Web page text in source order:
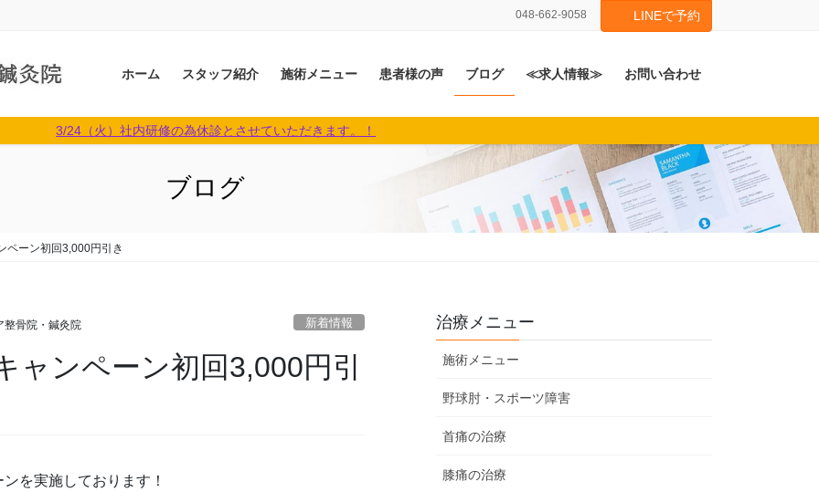
048-662-9058 LINEで予約
ホーム スタッフ紹介 施術メニュー 患者様の声 ブログ ≪求人情報≫ お問い合わせ
3/24（火）社内研修の為休診とさせていただきます。！
ブログ
ペーン初回3,000円引き
整骨院・鍼灸院 新着情報
ャンペーン初回3,000円引
を実施しております！
治療メニュー
施術メニュー
野球肘・スポーツ障害
首痛の治療
膝痛の治療